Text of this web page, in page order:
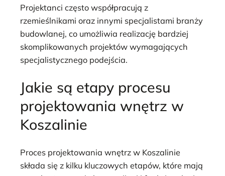
Projektanci często współpracują z
rzemieślnikami oraz innymi specjalistami branży
budowlanej, co umożliwia realizację bardziej
skomplikowanych projektów wymagających
specjalistycznego podejścia.
Jakie są etapy procesu
projektowania wnętrz w
Koszalinie
Proces projektowania wnętrz w Koszalinie
składa się z kilku kluczowych etapów, które mają